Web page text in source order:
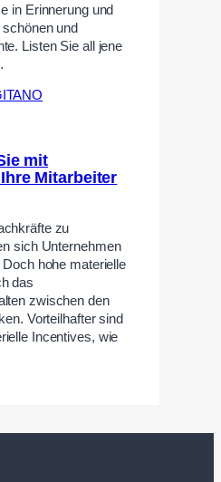
in Erinnerung und
und
Listen Sie all jene
mit
Mitarbeiter
zu
sich Unternehmen
hohe materielle
das
zwischen den
Vorteilhafter sind
Incentives, wie